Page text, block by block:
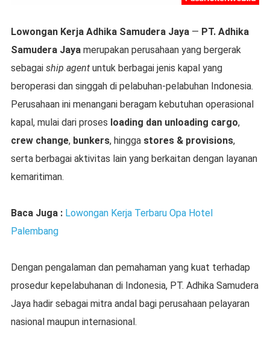
Lowongan Kerja Adhika Samudera Jaya— PT. Adhika
Samudera Jayamerupakan perusahaan yang bergerak
sebagai ship agentuntuk berbagai jenis kapal yang
beroperasi dan singgah di pelabuhan-pelabuhan Indonesia.
Perusahaan ini menangani beragam kebutuhan operasional
kapal, mulai dari proses loading dan unloading cargo,
crew change, bunkers, hingga stores & provisions,
serta berbagai aktivitas lain yang berkaitan dengan layanan
kemaritiman.
Baca Juga : Lowongan Kerja Terbaru Opa Hotel
Palembang
Dengan pengalaman dan pemahaman yang kuat terhadap
prosedur kepelabuhanan di Indonesia, PT. Adhika Samudera
Jaya hadir sebagai mitra andal bagi perusahaan pelayaran
nasional maupun internasional.